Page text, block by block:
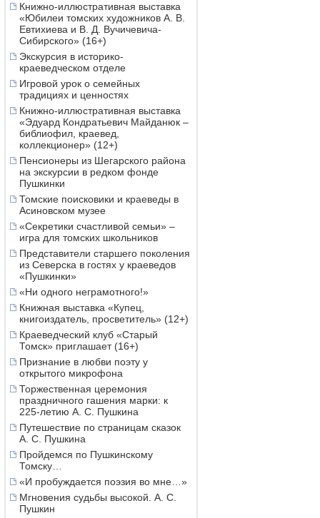
Книжно-иллюстративная выставка
«Юбилеи томских художников А. В.
Евтихиева и В. Д. Вучичевича-
Сибирского» (16+)
Экскурсия в историко-
краеведческом отделе
Игровой урок о семейных
традициях и ценностях
Книжно-иллюстративная выставка
«Эдуард Кондратьевич Майданюк –
библиофил, краевед,
коллекционер» (12+)
Пенсионеры из Шегарского района
на экскурсии в редком фонде
Пушкинки
Томские поисковики и краеведы в
Асиновском музее
«Секретики счастливой семьи» –
игра для томских школьников
Представители старшего поколения
из Северска в гостях у краеведов
«Пушкинки»
«Ни одного неграмотного!»
Книжная выставка «Купец,
книгоиздатель, просветитель» (12+)
Краеведческий клуб «Старый
Томск» приглашает (16+)
Признание в любви поэту у
открытого микрофона
Торжественная церемония
праздничного гашения марки: к
225-летию А. С. Пушкина
Путешествие по страницам сказок
А. С. Пушкина
Пройдемся по Пушкинскому
Томску…
«И пробуждается поэзия во мне…»
Мгновения судьбы высокой. А. С.
Пушкин